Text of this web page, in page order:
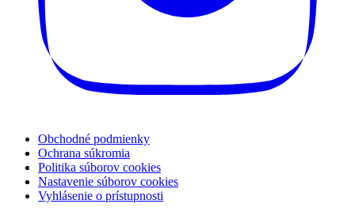
Obchodné podmienky
Ochrana súkromia
Politika súborov cookies
Nastavenie súborov cookies
Vyhlásenie o prístupnosti